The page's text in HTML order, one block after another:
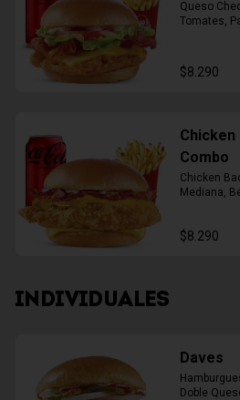
Queso
Tomates,
$8.290
Chicken
Combo
Chicken
Mediana,
$8.290
INDIVIDUALES
Daves
Doble